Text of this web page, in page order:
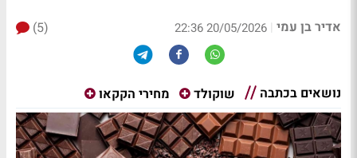
אדיר בן עמי |
20/05/2026 22:36
(5)
נושאים בכתבה שוקולד מחירי הקקאו